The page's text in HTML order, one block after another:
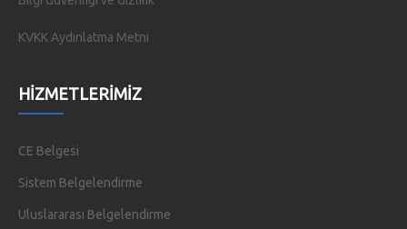
KVKK Aydınlatma Metni
HIZMETLERIMIZ
CE Belgesi
Sistem Belgelendirme
Uluslararası Belgelendirme